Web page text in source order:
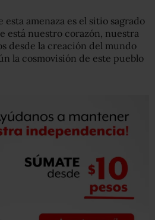
esta amenaza es el sitio sagrado
está nuestro corazón, nuestra
desde la creación del mundo
la cosmovisión de este pueblo